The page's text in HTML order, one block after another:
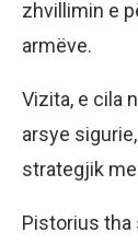
zhvillimin e
armëve.
Vizita, e cila
arsye
strategjik
Pistorius tha